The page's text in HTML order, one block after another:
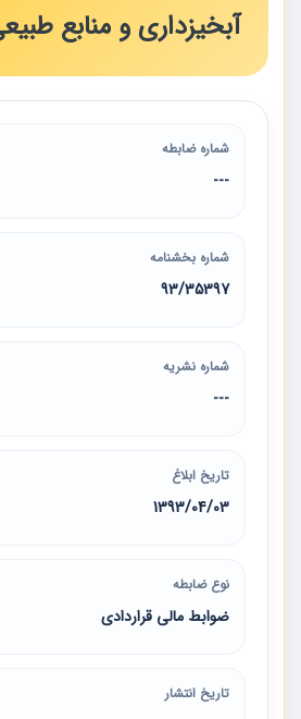
آبخیزداری و منابع طبیعی
شماره ضابطه
---
شماره بخشنامه
93/35397
شماره نشریه
---
تاریخ ابلاغ
1393/04/03
نوع ضابطه
ضوابط مالی قراردادی
تاریخ انتشار